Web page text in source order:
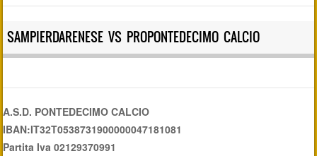
SAMPIERDARENESE VS PROPONTEDECIMO CALCIO
A.S.D. PONTEDECIMO CALCIO
IBAN:IT32T0538731900000047181081
Partita Iva 02129370991